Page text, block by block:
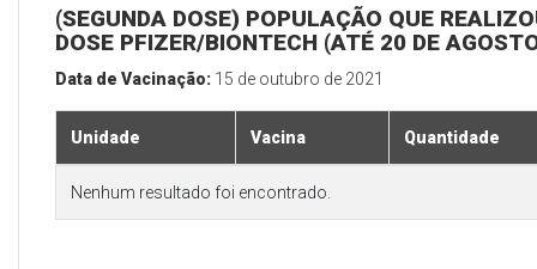
(SEGUNDA DOSE) POPULAÇÃO QUE
DOSE PFIZER/BIONTECH (ATÉ 20 DE
Data de Vacinação: 15 de outubro de 2021
Unidade Vacina Quantidade
Nenhum resultado foi encontrado.